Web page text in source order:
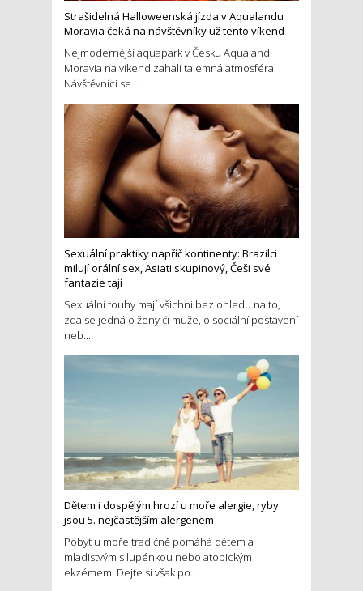
Strašidelná Halloweenská jízda v Aqualandu
Moravia čeká na návštěvníky už tento víkend
Nejmodernější aquapark v Česku Aqualand
Moravia na víkend zahalí tajemná atmosféra.
Návštěvníci se ...
Sexuální praktiky napříč kontinenty: Brazilci
milují orální sex, Asiati skupinový, Češi své
fantazie tají
Sexuální touhy mají všichni bez ohledu na to,
zda se jedná o ženy či muže, o sociální postavení
neb...
Dětem i dospělým hrozí u moře alergie, ryby
jsou 5. nejčastějším alergenem
Pobyt u moře tradičně pomáhá dětem a
mladistvým s lupénkou nebo atopickým
ekzémem. Dejte si však po...